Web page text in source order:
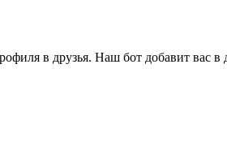
в друзья. Наш бот добавит вас в